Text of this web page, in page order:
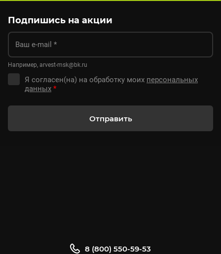
Подпишись на акции
Например, arvest-msk@bk.ru
Я согласен(на) на обработку моих персональных
данных *
Отправить
8 (800) 550-59-53